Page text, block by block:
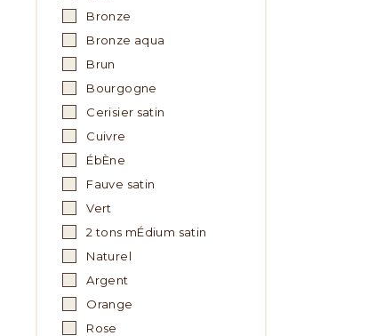
Bronze
Bronze aqua
Brun
Bourgogne
Cerisier satin
Cuivre
ÉbÈne
Fauve satin
Vert
2 tons mÉdium satin
Naturel
Argent
Orange
Rose